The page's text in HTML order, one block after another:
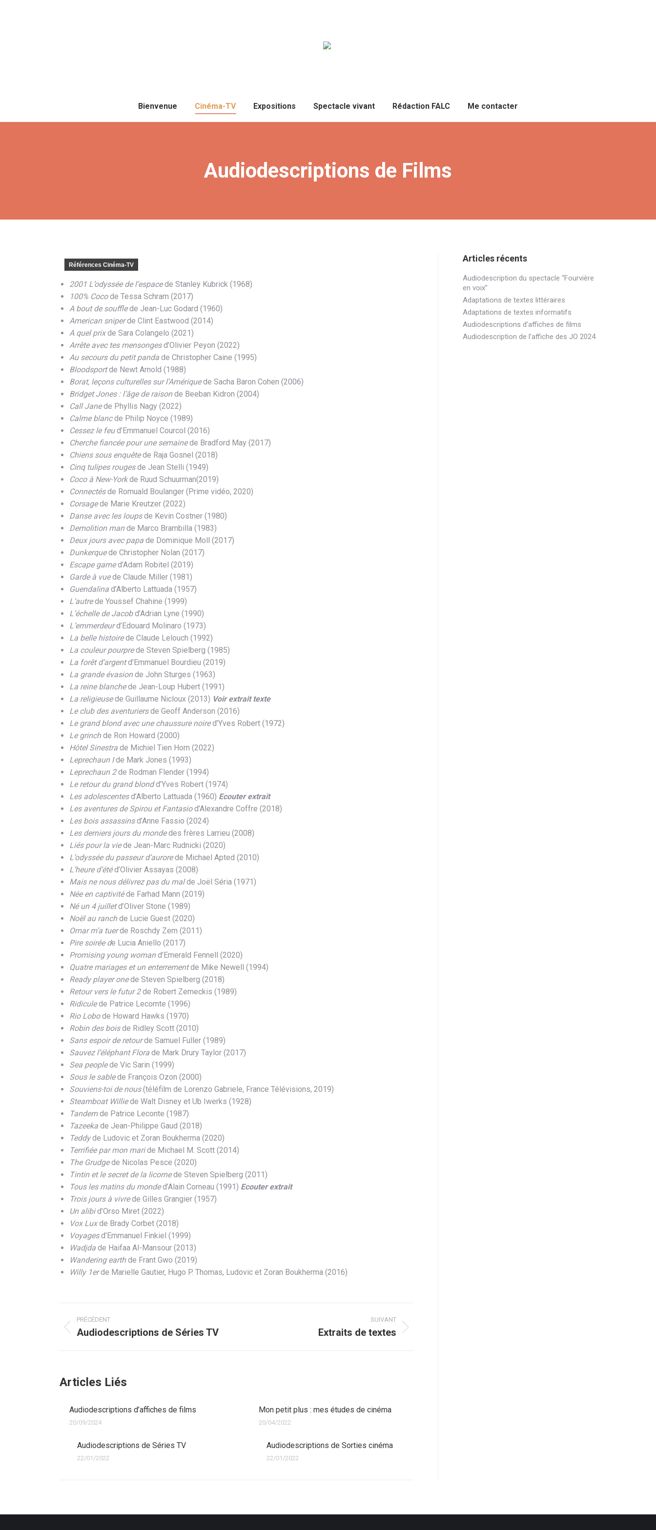
Bienvenue Cinéma-TV Expositions Spectacle vivant Rédaction FALC Me contacter
Audiodescriptions de Films
Références Cinéma-TV
2001 L’odyssée de l’espacede Stanley Kubrick (1968)
100% Cocode Tessa Schram (2017)
A bout de soufflede Jean-Luc Godard (1960)
American sniperde Clint Eastwood (2014)
A quel prixde Sara Colangelo (2021)
Arrête avec tes mensongesd’Olivier Peyon (2022)
Au secours du petit panda de Christopher Caine (1995)
Bloodsportde Newt Arnold (1988)
Borat, leçons culturelles sur l’Amériquede Sacha Baron Cohen (2006)
Bridget Jones : l’âge de raisonde Beeban Kidron (2004)
Call Janede Phyllis Nagy (2022)
Calme blancde Philip Noyce (1989)
Cessez le feud’Emmanuel Courcol (2016)
Cherche fiancée pour une semainede Bradford May (2017)
Chiens sous enquêtede Raja Gosnel (2018)
Cinq tulipes rougesde Jean Stelli (1949)
Coco à New-Yorkde Ruud Schuurman(2019)
Connectésde Romuald Boulanger (Prime vidéo, 2020)
Corsagede Marie Kreutzer (2022)
Danse avec les loupsde Kevin Costner (1980)
Demolition mande Marco Brambilla (1983)
Deux jours avec papa de Dominique Moll (2017)
Dunkerquede Christopher Nolan (2017)
Escape gamed’Adam Robitel (2019)
Garde à vuede Claude Miller (1981)
Guendalina d’Alberto Lattuada (1957)
L’autrede Youssef Chahine (1999)
L’échelle de Jacobd’Adrian Lyne (1990)
L’emmerdeurd’Edouard Molinaro (1973)
La belle histoirede Claude Lelouch (1992)
La couleur pourprede Steven Spielberg (1985)
La forêt d’argentd’Emmanuel Bourdieu (2019)
La grande évasionde John Sturges (1963)
La reine blanchede Jean-Loup Hubert (1991)
La religieusede Guillaume Nicloux (2013) Voir extrait texte
Le club des aventuriersde Geoff Anderson (2016)
Le grand blond avec une chaussure noired’Yves Robert (1972)
Le grinchde Ron Howard (2000)
Hôtel Sinestra de Michiel Tien Horn (2022)
Leprechaun Ide Mark Jones (1993)
Leprechaun 2de Rodman Flender (1994)
Le retour du grand blondd’Yves Robert (1974)
Les adolescentesd’Alberto Lattuada (1960) Ecouter extrait
Les aventures de Spirou et Fantasiod’Alexandre Coffre (2018)
Les bois assassinsd’Anne Fassio (2024)
Les derniers jours du mondedes frères Larrieu (2008)
Liés pour la viede Jean-Marc Rudnicki (2020)
L’odyssée du passeur d’aurorede Michael Apted (2010)
L’heure d’étéd’Olivier Assayas (2008)
Mais ne nous délivrez pas du malde Joël Séria (1971)
Née en captivitéde Farhad Mann (2019)
Né un 4 juilletd’Oliver Stone (1989)
Noël au ranchde Lucie Guest (2020)
Omar m’a tuerde Roschdy Zem (2011)
Pire soirée de Lucia Aniello (2017)
Promising young womand’Emerald Fennell (2020)
Quatre mariages et un enterrementde Mike Newell (1994)
Ready player onede Steven Spielberg (2018)
Retour vers le futur 2de Robert Zemeckis (1989)
Ridiculede Patrice Lecomte (1996)
Rio Lobode Howard Hawks (1970)
Robin des boisde Ridley Scott (2010)
Sans espoir de retourde Samuel Fuller (1989)
Sauvez l’éléphant Flora de Mark Drury Taylor (2017)
Sea peoplede Vic Sarin (1999)
Sous le sablede François Ozon (2000)
Souviens-toi de nous(téléfilm de Lorenzo Gabriele, France Télévisions, 2019)
Steamboat Williede Walt Disney et Ub Iwerks (1928)
Tandemde Patrice Leconte (1987)
Tazeeka de Jean-Philippe Gaud (2018)
Teddyde Ludovic et Zoran Boukherma (2020)
Terrifiée par mon maride Michael M. Scott (2014)
The Grudgede Nicolas Pesce (2020)
Tintin et le secret de la licornede Steven Spielberg (2011)
Tous les matins du monded’Alain Corneau (1991) Ecouter extrait
Trois jours à vivrede Gilles Grangier (1957)
Un alibid’Orso Miret (2022)
Vox Luxde Brady Corbet (2018)
Voyagesd’Emmanuel Finkiel (1999)
Wadjda de Haifaa Al-Mansour (2013)
Wandering earthde Frant Gwo (2019)
Willy 1erde Marielle Gautier, Hugo P. Thomas, Ludovic et Zoran Boukherma (2016)
article
PRÉCÉDENT
Article
Audiodescriptions de Séries TV
SUIVANT
Extraits de textes
Articles Liés
Audiodescriptions d’affiches de films
20/09/2024
Mon petit plus : mes études de cinéma
20/04/2022
Audiodescriptions de Séries TV
22/01/2022
Audiodescriptions de Sorties cinéma
22/01/2022
Articles récents
Audiodescription du spectacle “Fourvière
en voix”
Adaptations de textes littéraires
Adaptations de textes informatifs
Audiodescriptions d’affiches de films
Audiodescription de l’affiche des JO 2024